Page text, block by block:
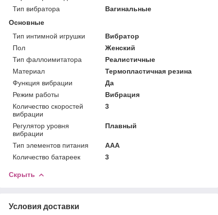
Тип вибратора
Вагинальные
Основные
Тип интимной игрушки
Вибратор
Пол
Женский
Тип фаллоимитатора
Реалистичные
Материал
Термопластичная резина
Функция вибрации
Да
Режим работы
Вибрация
Количество скоростей
вибрации
3
Регулятор уровня
вибрации
Плавный
Тип элементов питания
AAA
Количество батареек
3
Скрыть
Условия доставки